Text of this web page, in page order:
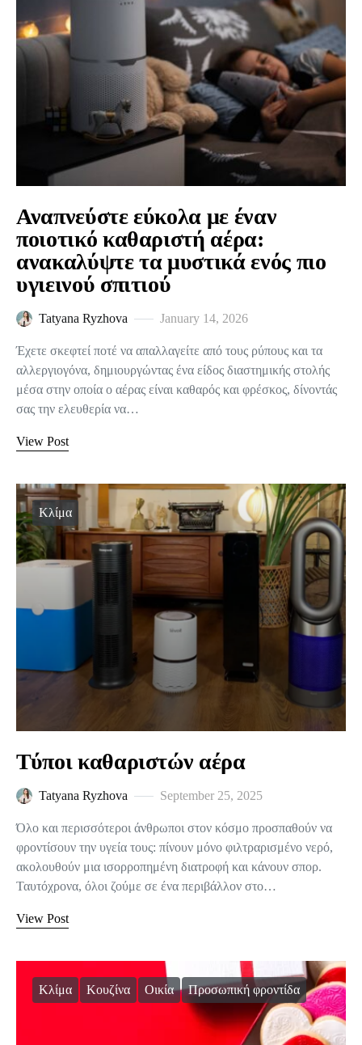
Αναπνεύστε εύκολα με έναν
ποιοτικό καθαριστή αέρα:
ανακαλύψτε τα μυστικά ενός πιο
υγιεινού σπιτιού
Tatyana Ryzhova January 14, 2026
Έχετε σκεφτεί ποτέ να απαλλαγείτε από τους ρύπους και τα
αλλεργιογόνα, δημιουργώντας ένα είδος διαστημικής στολής
μέσα στην οποία ο αέρας είναι καθαρός και φρέσκος, δίνοντάς
σας την ελευθερία να…
View Post
Κλίμα
Τύποι καθαριστών αέρα
Tatyana Ryzhova September 25, 2025
Όλο και περισσότεροι άνθρωποι στον κόσμο προσπαθούν να
φροντίσουν την υγεία τους: πίνουν μόνο φιλτραρισμένο νερό,
ακολουθούν μια ισορροπημένη διατροφή και κάνουν σπορ.
Ταυτόχρονα, όλοι ζούμε σε ένα περιβάλλον στο…
View Post
Κλίμα Κουζίνα Οικία Προσωπική φροντίδα